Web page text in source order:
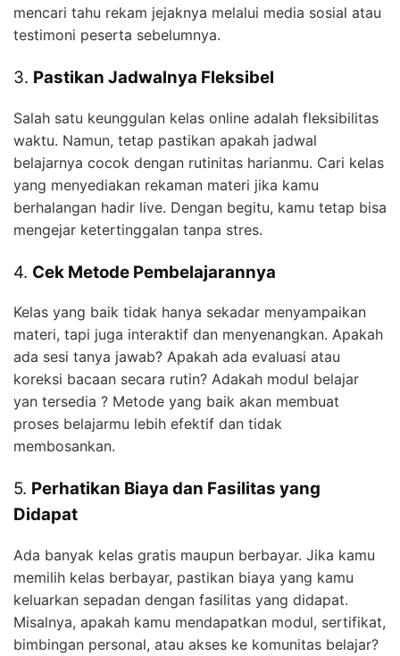
mencari tahu rekam jejaknya melalui media sosial atau
testimoni peserta sebelumnya.
3. Pastikan Jadwalnya Fleksibel
Salah satu keunggulan kelas online adalah fleksibilitas
waktu. Namun, tetap pastikan apakah jadwal
belajarnya cocok dengan rutinitas harianmu. Cari kelas
yang menyediakan rekaman materi jika kamu
berhalangan hadir live. Dengan begitu, kamu tetap bisa
mengejar ketertinggalan tanpa stres.
4. Cek Metode Pembelajarannya
Kelas yang baik tidak hanya sekadar menyampaikan
materi, tapi juga interaktif dan menyenangkan. Apakah
ada sesi tanya jawab? Apakah ada evaluasi atau
koreksi bacaan secara rutin? Adakah modul belajar
yan tersedia ? Metode yang baik akan membuat
proses belajarmu lebih efektif dan tidak
membosankan.
5. Perhatikan Biaya dan Fasilitas yang
Didapat
Ada banyak kelas gratis maupun berbayar. Jika kamu
memilih kelas berbayar, pastikan biaya yang kamu
keluarkan sepadan dengan fasilitas yang didapat.
Misalnya, apakah kamu mendapatkan modul, sertifikat,
bimbingan personal, atau akses ke komunitas belajar?